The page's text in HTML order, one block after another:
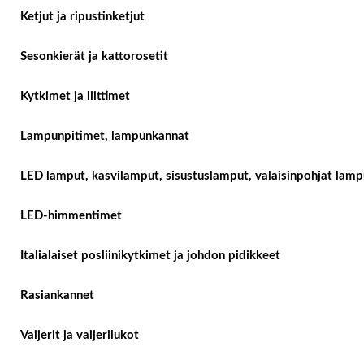
Ketjut ja ripustinketjut
Sesonkierät ja kattorosetit
Kytkimet ja liittimet
Lampunpitimet, lampunkannat
LED lamput, kasvilamput, sisustuslamput, valaisinpohjat
LED-himmentimet
Italialaiset posliinikytkimet ja johdon pidikkeet
Rasiankannet
Vaijerit ja vaijerilukot